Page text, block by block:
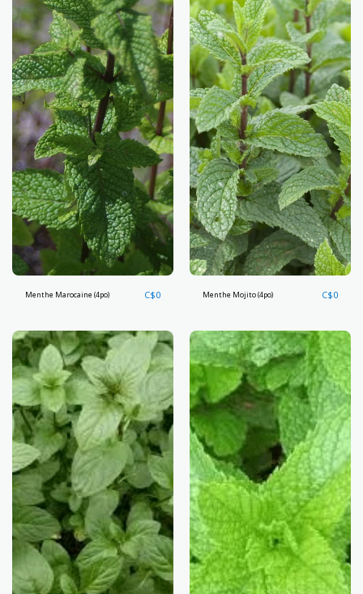
Menthe Marocaine (4po) C$0 Menthe Mojito (4po) C$0